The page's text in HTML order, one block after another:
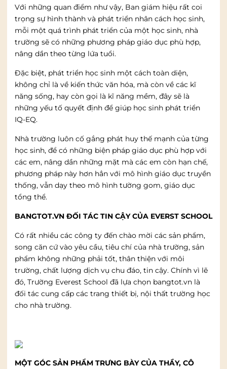
Với những quan điểm như vậy, Ban giám hiệu rất coi
trọng sự hình thành và phát triển nhân cách học sinh,
mỗi một quá trình phát triển của một học sinh, nhà
trường sẽ có những phương pháp giáo dục phù hợp,
nâng dần theo từng lứa tuổi.
Đặc biệt, phát triển học sinh một cách toàn diện,
không chỉ là về kiến thức văn hóa, mà còn về các kĩ
năng sống, hay còn gọi là kĩ năng mềm, đây sẽ là
những yếu tố quyết định để giúp học sinh phát triển
IQ-EQ.
Nhà trường luôn cố gắng phát huy thế mạnh của từng
học sinh, để có những biện pháp giáo dục phù hợp với
các em, nâng dần những mặt mà các em còn hạn chế,
phương pháp này hơn hẳn với mô hình giáo dục truyền
thống, vẫn dạy theo mô hình tường gom, giáo dục
tổng thể.
BANGTOT.VN ĐỐI TÁC TIN CẬY CỦA EVERST SCHOOL
Có rất nhiều các công ty đến chào mời các sản phẩm,
song căn cứ vào yêu cầu, tiêu chí của nhà trường, sản
phẩm không những phải tốt, thân thiện với môi
trường, chất lượng dịch vụ chu đáo, tin cậy. Chính vì lẽ
đó, Trường Everest School đã lựa chọn bangtot.vn là
đối tác cung cấp các trang thiết bị, nội thất trường học
cho nhà trường.
MỘT GÓC SẢN PHẨM TRƯNG BÀY CỦA THẦY, CÔ